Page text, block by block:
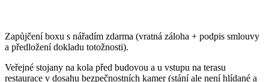
Zapůjčení boxu s nářadím zdarma (vratná záloha + podpis smlouvy
a předložení dokladu totožnosti).
Veřejné stojany na kola před budovou a u vstupu na terasu
restaurace v dosahu bezpečnostních kamer (stání ale není hlídané a